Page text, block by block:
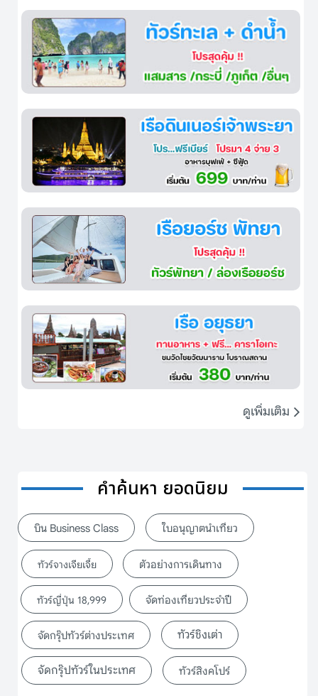
ดูเพิ่มเติม
คำค้นหา ยอดนิยม
บิน Business Class ใบอนุญาตนำเที่ยว
ทัวร์จางเจียเจี้ย ตัวอย่างการเดินทาง
ทัวร์ญี่ปุ่น 18,999 จัดท่องเที่ยวประจำปี
จัดกรุ๊ปทัวร์ต่างประเทศ ทัวร์ชิงเต่า
จัดกรุ๊ปทัวร์ในประเทศ ทัวร์สิงคโปร์